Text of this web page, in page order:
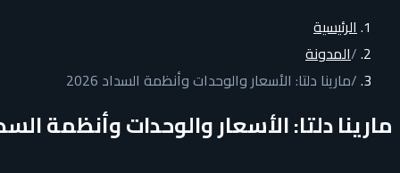
الرئيسية
/المدونة
/مارينا دلتا: الأسعار والوحدات وأنظمة السداد 2026
مارينا دلتا: الأسعار والوحدات وأنظمة السداد